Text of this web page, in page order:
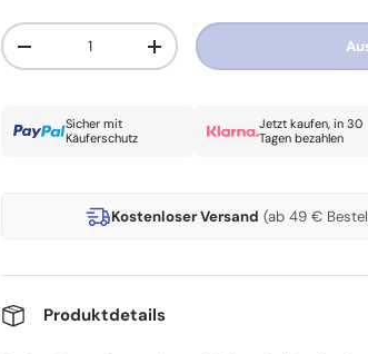
Anzahl
Menge verringernMenge erhöhen
Sicher mit
Käuferschutz
Jetzt kaufen, in 30
Tagen bezahlen
Kostenloser Versand (ab 49 €
Produktdetails